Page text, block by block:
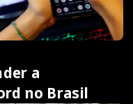
a
no Brasil